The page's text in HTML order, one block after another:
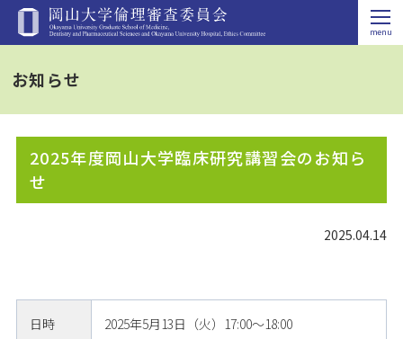
お知らせ
2025年度岡山大学臨床研究講習会のお知ら
せ
2025.04.14
日時 2025年5月13日（火）17:00～18:00